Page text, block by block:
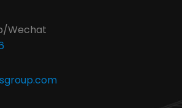
Wechat